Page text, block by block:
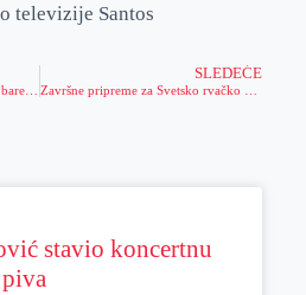
televizije Santos
Uređen posetilački centar Carske bare, kao i Staza zdravlja
SLEDEĆE
stavio koncertnu